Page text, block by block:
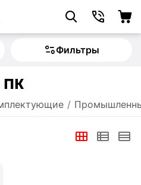
Фильтры
ПК
/